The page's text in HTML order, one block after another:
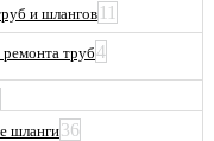
и шлангов 11
труб4
шланги36